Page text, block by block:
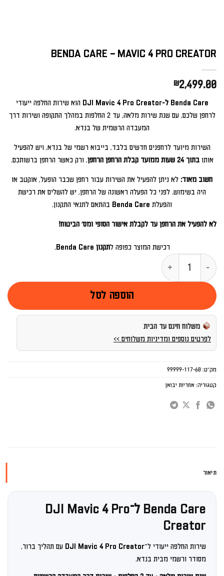
BENDA CARE – MAVIC 4 PRO CREATOR
₪2,499.00
Benda Care ל-DJI Mavic 4 Pro Creator
הוא שירות החלפה ייעודי
לרחפן שלכם, עם שנת שירות מלאה, עד 2 החלפות במהלך התקופה ושירות דרך
המעבדה הרשמית של בנדא.
השירות מיועד לרחפנים חדשים בלבד, בייבוא רשמי של בנדא, ויש להפעיל
אותובתוך 24 שעות ממועד קבלת הרחפן הרחפן , ורק כאשר הרחפן ברשותכם.
חשוב מאוד: לא ניתן להפעיל את השירות עבור רחפן שכבר הופעל, אוקטב או
היה בשימוש. לפני כל הפעלה ראשונה של הרחפן, יש להשלים את רכישת
והפעלת Benda Care בהתאם לתנאי התקנון.
לא להפעיל את הרחפן עד לקבלת אישור הסופי ומס' הביטוח!
רכישת המוצר כפופה לתקנון Benda Care .
כמות של BENDA CARE – MAVIC 4 PRO CREATOR
הוספה לסל
משלוח חינם עד הבית
לפרטים נוספים ומדיניות משלוחים >>
מק"ט: 99999-117-60
קטגוריה: אחריות יבואן
תיאור
Benda Care ל־
DJI Mavic 4 Pro
Creator
שירות החלפה ייעודי ל־DJI Mavic 4 Pro Creator עם תהליך ברור,
מסודר ורשמי מבית בנדא.